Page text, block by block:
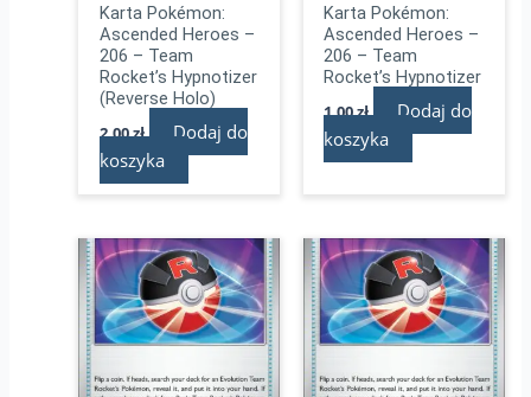
Karta Pokémon:
Ascended Heroes –
206 – Team
Rocket’s Hypnotizer
(Reverse Holo)
2,00zł
Dodaj do
koszyka
Karta Pokémon:
Ascended Heroes –
206 – Team
Rocket’s Hypnotizer
1,00zł
Dodaj do
koszyka